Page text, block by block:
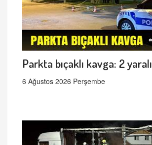
Parkta bıçaklı kavga: 2 yaralı
6 Ağustos 2026 Perşembe